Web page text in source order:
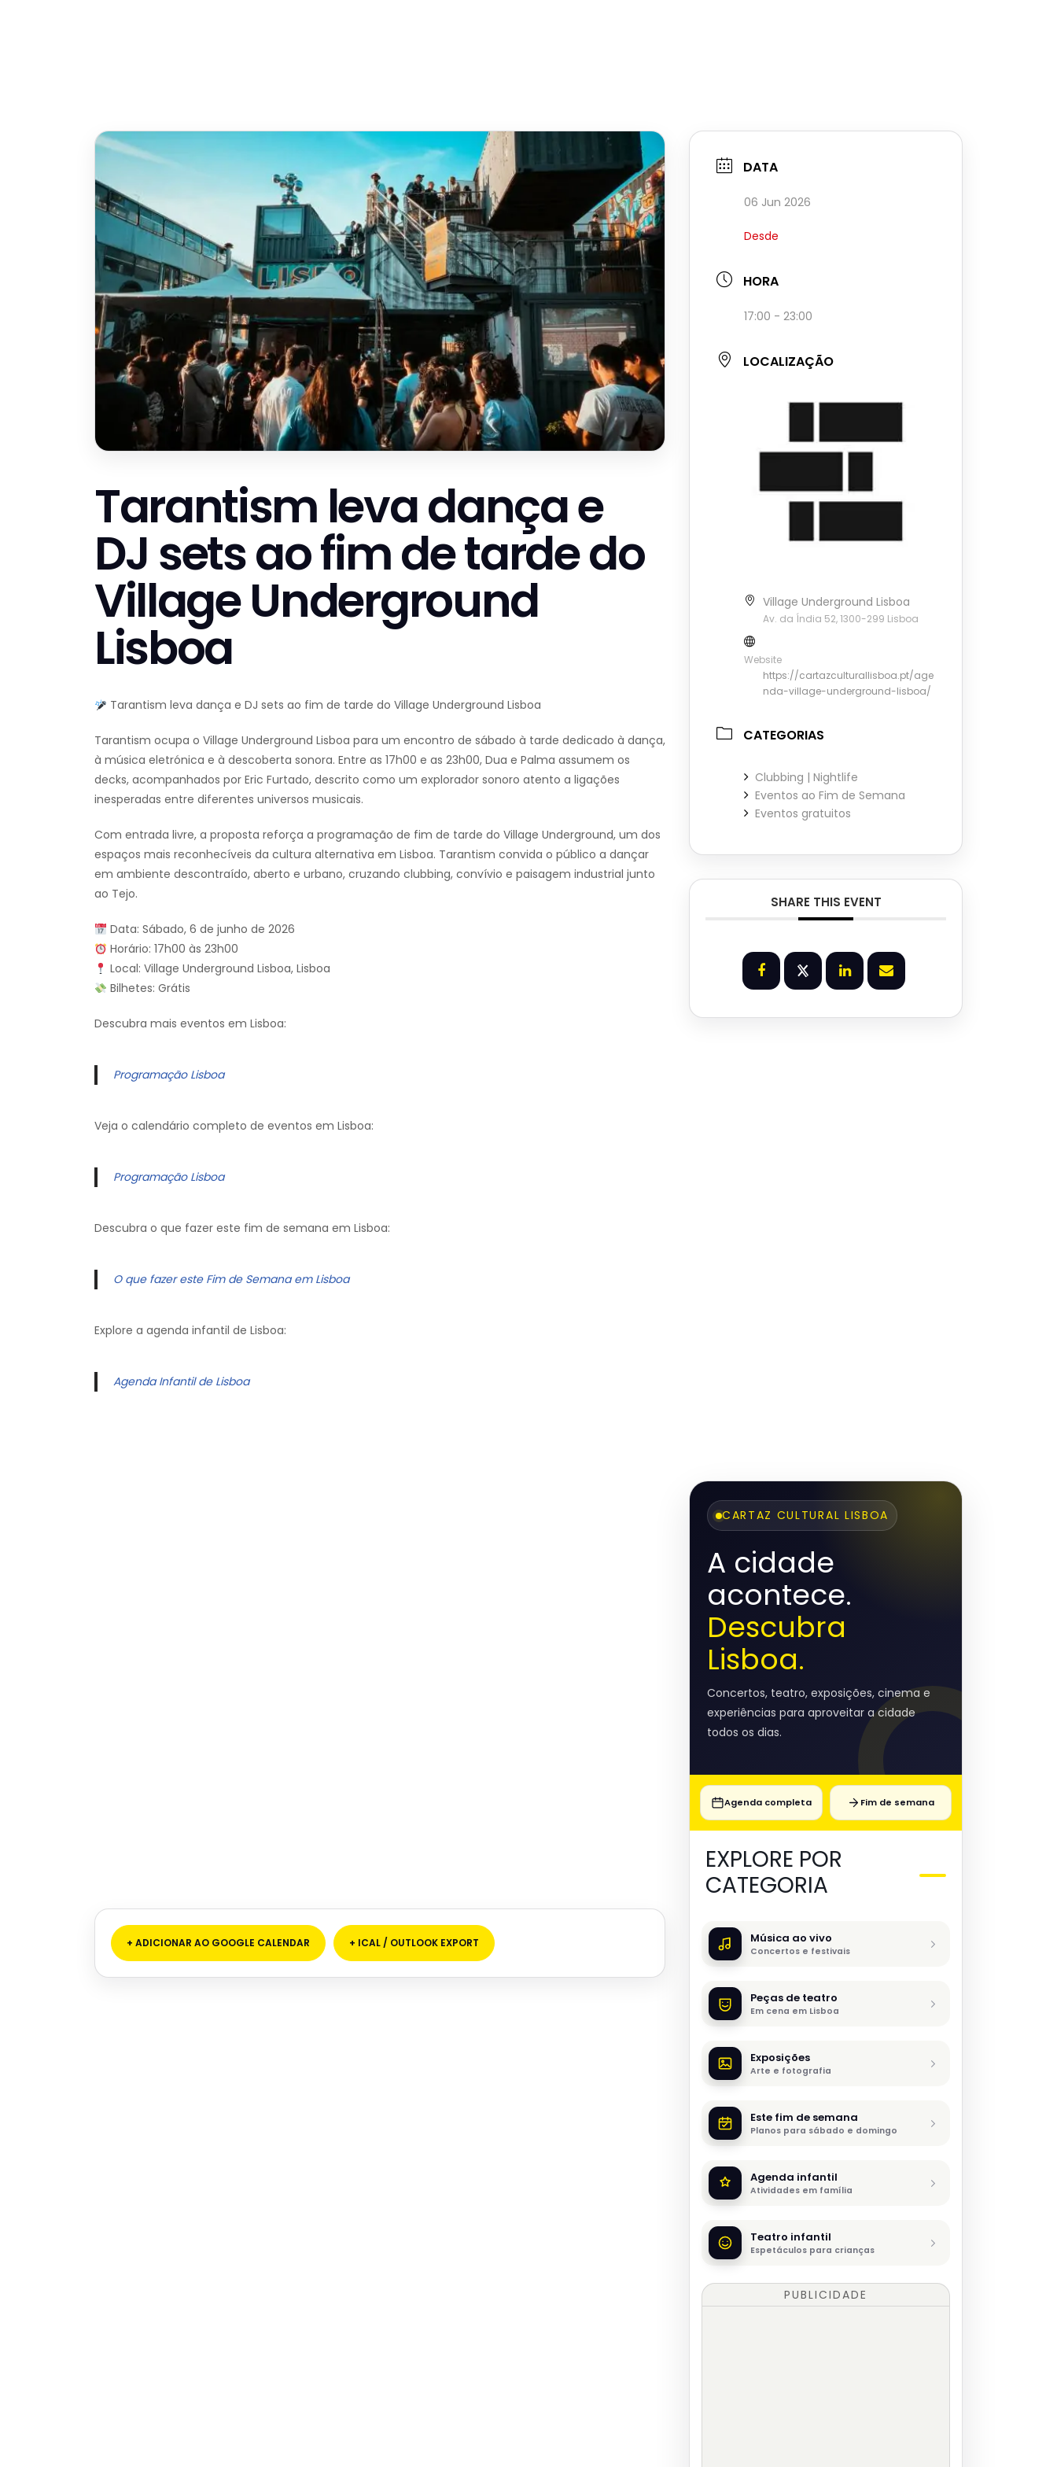
Tarantism leva dança e
DJ sets ao fim de tarde do
Village Underground
Lisboa
Tarantism leva dança e DJ sets ao fim de tarde do Village Underground Lisboa
Tarantism ocupa o Village Underground Lisboa para um encontro de sábado à tarde dedicado à dança,
à música eletrónica e à descoberta sonora. Entre as 17h00 e as 23h00, Dua e Palma assumem os
decks, acompanhados por Eric Furtado, descrito como um explorador sonoro atento a ligações
inesperadas entre diferentes universos musicais.
Com entrada livre, a proposta reforça a programação de fim de tarde do Village Underground, um dos
espaços mais reconhecíveis da cultura alternativa em Lisboa. Tarantism convida o público a dançar
em ambiente descontraído, aberto e urbano, cruzando clubbing, convívio e paisagem industrial junto
ao Tejo.
Data: Sábado, 6 de junho de 2026
Horário: 17h00 às 23h00
Local: Village Underground Lisboa, Lisboa
Bilhetes: Grátis
Descubra mais eventos em Lisboa:
Programação Lisboa
Veja o calendário completo de eventos em Lisboa:
Programação Lisboa
Descubra o que fazer este fim de semana em Lisboa:
O que fazer este Fim de Semana em Lisboa
Explore a agenda infantil de Lisboa:
Agenda Infantil de Lisboa
+ ADICIONAR AO GOOGLE CALENDAR + ICAL / OUTLOOK EXPORT
DATA
06 Jun 2026
Desde
HORA
17:00 - 23:00
LOCALIZAÇÃO
Village Underground Lisboa
Av. da Índia 52, 1300-299 Lisboa
Website
https://cartazculturallisboa.pt/age
nda-village-underground-lisboa/
CATEGORIAS
Clubbing | Nightlife
Eventos ao Fim de Semana
Eventos gratuitos
SHARE THIS EVENT
CARTAZ CULTURAL LISBOA
A cidade
acontece.
Descubra
Lisboa.
Concertos, teatro, exposições, cinema e
experiências para aproveitar a cidade
todos os dias.
Agenda completa Fim de semana
EXPLORE POR
CATEGORIA
Música ao vivo
Concertos e festivais
Peças de teatro
Em cena em Lisboa
Exposições
Arte e fotografia
Este fim de semana
Planos para sábado e domingo
Agenda infantil
Atividades em família
Teatro infantil
Espetáculos para crianças
PUBLICIDADE